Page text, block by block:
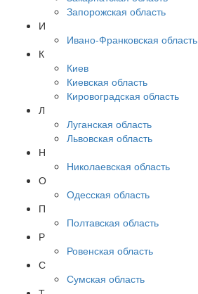
Запорожская область
И
Ивано-Франковская область
К
Киев
Киевская область
Кировоградская область
Л
Луганская область
Львовская область
Н
Николаевская область
О
Одесская область
П
Полтавская область
Р
Ровенская область
С
Сумская область